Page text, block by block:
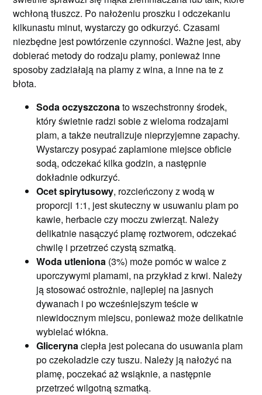
wchłoną tłuszcz. Po nałożeniu proszku i odczekaniu
kilkunastu minut, wystarczy go odkurzyć. Czasami
niezbędne jest powtórzenie czynności. Ważne jest, aby
dobierać metody do rodzaju plamy, ponieważ inne
sposoby zadziałają na plamy z wina, a inne na te z
błota.
Soda oczyszczonato wszechstronny środek,
który świetnie radzi sobie z wieloma rodzajami
plam, a także neutralizuje nieprzyjemne zapachy.
Wystarczy posypać zaplamione miejsce obficie
sodą, odczekać kilka godzin, a następnie
dokładnie odkurzyć.
Ocet spirytusowy, rozcieńczony z wodą w
proporcji 1:1, jest skuteczny w usuwaniu plam po
kawie, herbacie czy moczu zwierząt. Należy
delikatnie nasączyć plamę roztworem, odczekać
chwilę i przetrzeć czystą szmatką.
Woda utleniona (3%) może pomóc w walce z
uporczywymi plamami, na przykład z krwi. Należy
ją stosować ostrożnie, najlepiej na jasnych
dywanach i po wcześniejszym teście w
niewidocznym miejscu, ponieważ może delikatnie
wybielać włókna.
Glicerynaciepła jest polecana do usuwania plam
po czekoladzie czy tuszu. Należy ją nałożyć na
plamę, poczekać aż wsiąknie, a następnie
przetrzeć wilgotną szmatką.